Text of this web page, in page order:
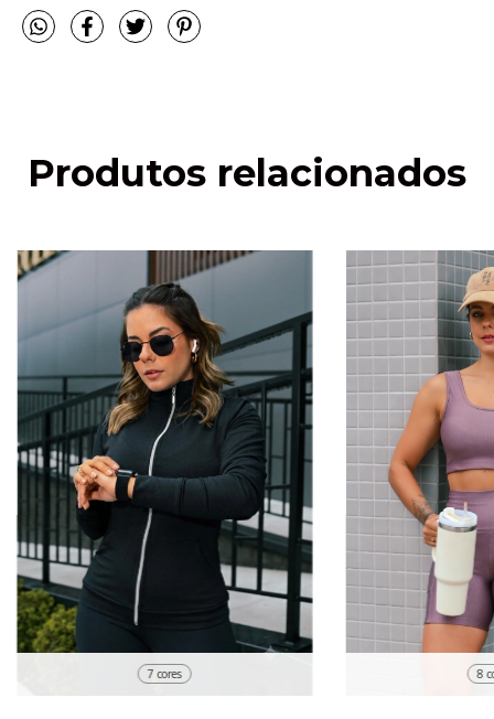
Produtos relacionados
7 cores 8